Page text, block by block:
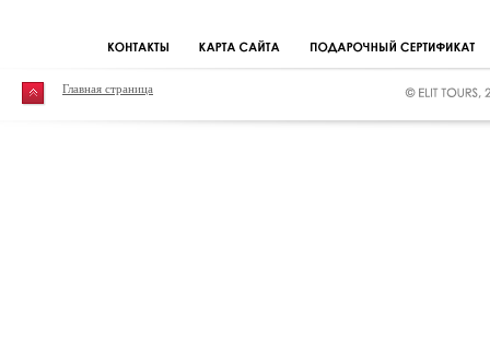
Главная страница